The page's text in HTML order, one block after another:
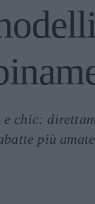
e chic:
più